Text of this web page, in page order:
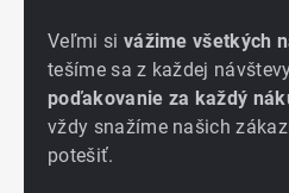
Veľmi si vážime všetkých
tešíme sa z každej
poďakovanie za každý
vždy snažíme našich
potešiť.